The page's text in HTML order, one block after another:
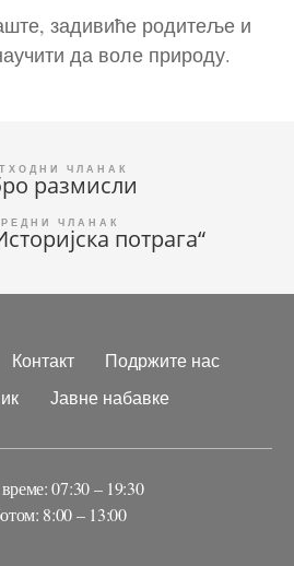
задивиће родитеље и
да воле природу.
размисли
потрага“
Контакт
Подржите нас
Јавне набавке
07:30 – 19:30
8:00 – 13:00